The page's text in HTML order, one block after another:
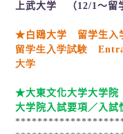
上武大学 （ 12/1～留
★白鴎大学 留学生入
留学生入学試験
大学
★大東文化大学大学
大学院入試要項／入試